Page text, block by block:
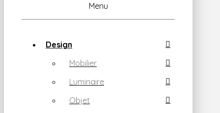
Menu
Design
Mobilier
Luminaire
Objet